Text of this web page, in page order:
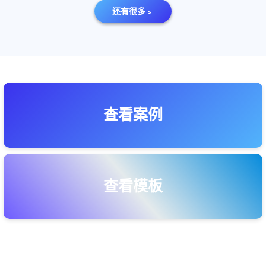
还有很多﹥
查看案例
查看模板